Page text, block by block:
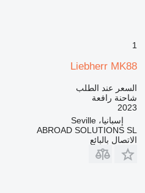
1
Liebherr MK88
السعر عند الطلب
شاحنة رافعة
2023
إسبانيا، Seville
ABROAD SOLUTIONS SL
الاتصال بالبائع